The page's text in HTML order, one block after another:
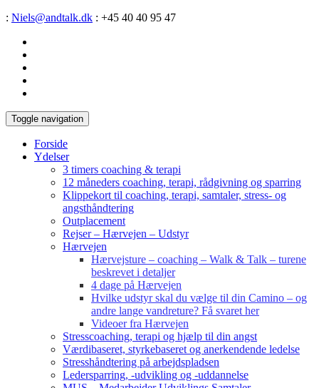
: Niels@andtalk.dk : +45 40 40 95 47
Toggle navigation
Forside
Ydelser
3 timers coaching & terapi
12 måneders coaching, terapi, rådgivning og sparring
Klippekort til coaching, terapi, samtaler, stress- og
angsthåndtering
Outplacement
Rejser – Hærvejen – Udstyr
Hærvejen
Hærvejsture – coaching – Walk & Talk – turene
beskrevet i detaljer
4 dage på Hærvejen
Hvilke udstyr skal du vælge til din Camino – og
andre lange vandreture? Få svaret her
Videoer fra Hærvejen
Stresscoaching, terapi og hjælp til din angst
Værdibaseret, styrkebaseret og anerkendende ledelse
Stresshåndtering på arbejdspladsen
Ledersparring, -udvikling og -uddannelse